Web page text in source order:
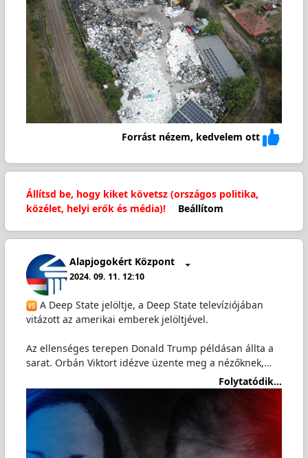
Forrást nézem, kedvelem ott
Állítsd be, hogy kiket követsz (országos politika,
közélet, helyi erők és média)!
Beállítom
Alapjogokért Központ
2024. 09. 11. 12:10
A Deep State jelöltje, a Deep State televíziójában
vitázott az amerikai emberek jelöltjével.
Az ellenséges terepen Donald Trump példásan állta a
sarat. Orbán Viktort idézve üzente meg a nézőknek,…
Folytatódik...